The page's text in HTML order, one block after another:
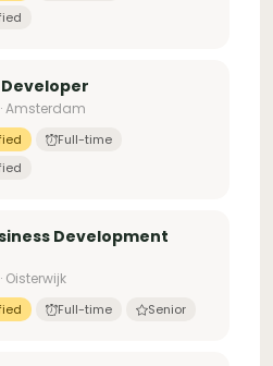
Amsterdam
Full-time
Development
Oisterwijk
Full-time Senior